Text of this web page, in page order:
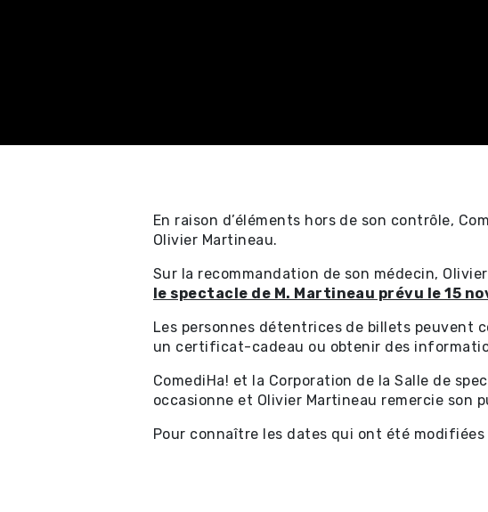
En raison d’éléments hors de son contrôle,
Olivier Martineau.
Sur la recommandation de son médecin,
le spectacle de M. Martineau prévu le 15
Les personnes détentrices de billets peuvent
un certificat-cadeau ou obtenir des
ComediHa! et la Corporation de la Salle de
occasionne et Olivier Martineau remercie son
Pour connaître les dates qui ont été
Achat en ligne -
professionnels ⧉
Achat en ligne -
cadeau ⧉
Achat en ligne -